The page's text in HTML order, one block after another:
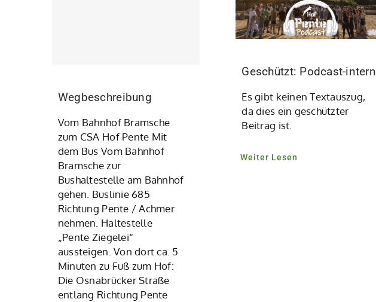
Wegbeschreibung
Vom Bahnhof Bramsche
zum CSA Hof Pente Mit
dem Bus Vom Bahnhof
Bramsche zur
Bushaltestelle am Bahnhof
gehen. Buslinie 685
Richtung Pente / Achmer
nehmen. Haltestelle
„Pente Ziegelei“
aussteigen. Von dort ca. 5
Minuten zu Fuß zum Hof:
Die Osnabrücker Straße
entlang Richtung Pente
Geschützt: Podcast-intern
Es gibt keinen Textauszug,
da dies ein geschützter
Beitrag ist.
Weiter Lesen